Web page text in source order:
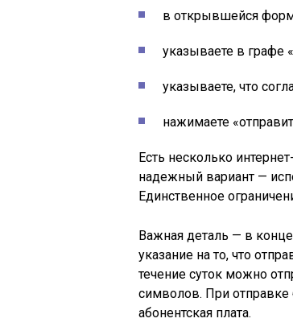
в открывшейся
указываете в графе
указываете, что
нажимаете
Есть несколько
надежный вариант —
Единственное
Важная деталь — в
указание на то, что
течение суток можно
символов. При отправке
абонентская плата.